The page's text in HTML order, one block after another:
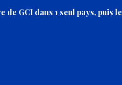
GCI dans 1 seul pays, puis le